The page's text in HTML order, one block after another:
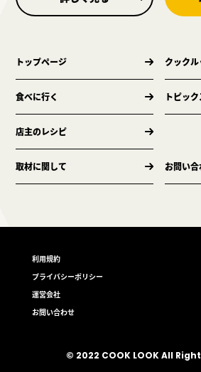
トップページ
食べに行く
店主のレシピ
クック
トピック
取材に関して お問い
利用規約
プライバシーポリシー
運営会社
お問い合わせ
© 2022 COOK LOOK All